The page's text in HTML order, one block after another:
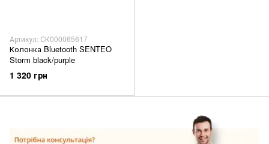
Артикул: СК000065617
Колонка Bluetooth SENTEO
Storm black/purple
1 320 грн